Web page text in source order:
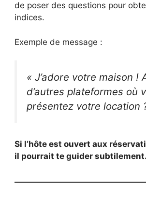
de poser des questions pour
indices.
Exemple de message :
« J’adore votre maison !
d’autres plateformes où
présentez votre location
Si l’hôte est ouvert aux
il pourrait te guider subtilement.